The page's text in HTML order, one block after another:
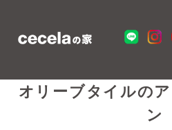
オリーブタイルの
ン